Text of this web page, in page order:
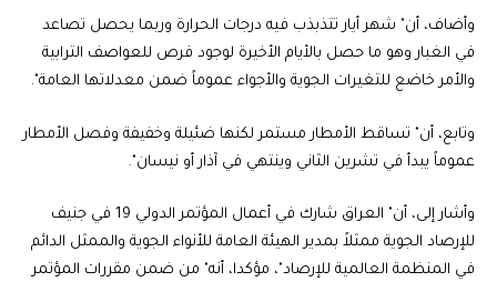
وأضاف، أن" شهر أيار تتذبذب فيه درجات الحرارة وربما يحصل تصاعد
في الغبار وهو ما حصل بالأيام الأخيرة لوجود فرص للعواصف الترابية
والأمر خاضع للتغيرات الجوية والأجواء عموماً ضمن معدلاتها العامة".
وتابع، أن" تساقط الأمطار مستمر لكنها ضئيلة وخفيفة وفصل الأمطار
عموماً يبدأ في تشرين الثاني وينتهي في آذار أو نيسان".
وأشار إلى، أن" العراق شارك في أعمال المؤتمر الدولي 19 في جنيف
للإرصاد الجوية ممثلاً بمدير الهيئة العامة للأنواء الجوية والممثل الدائم
في المنظمة العالمية للإرصاد"، مؤكدا، أنه" من ضمن مقررات المؤتمر